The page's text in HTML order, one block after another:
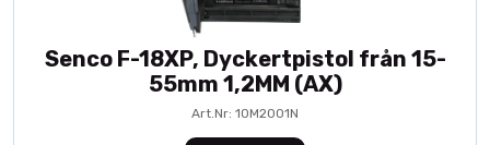
Senco F-18XP, Dyckertpistol från 15-
55mm 1,2MM (AX)
Art.Nr: 10M2001N